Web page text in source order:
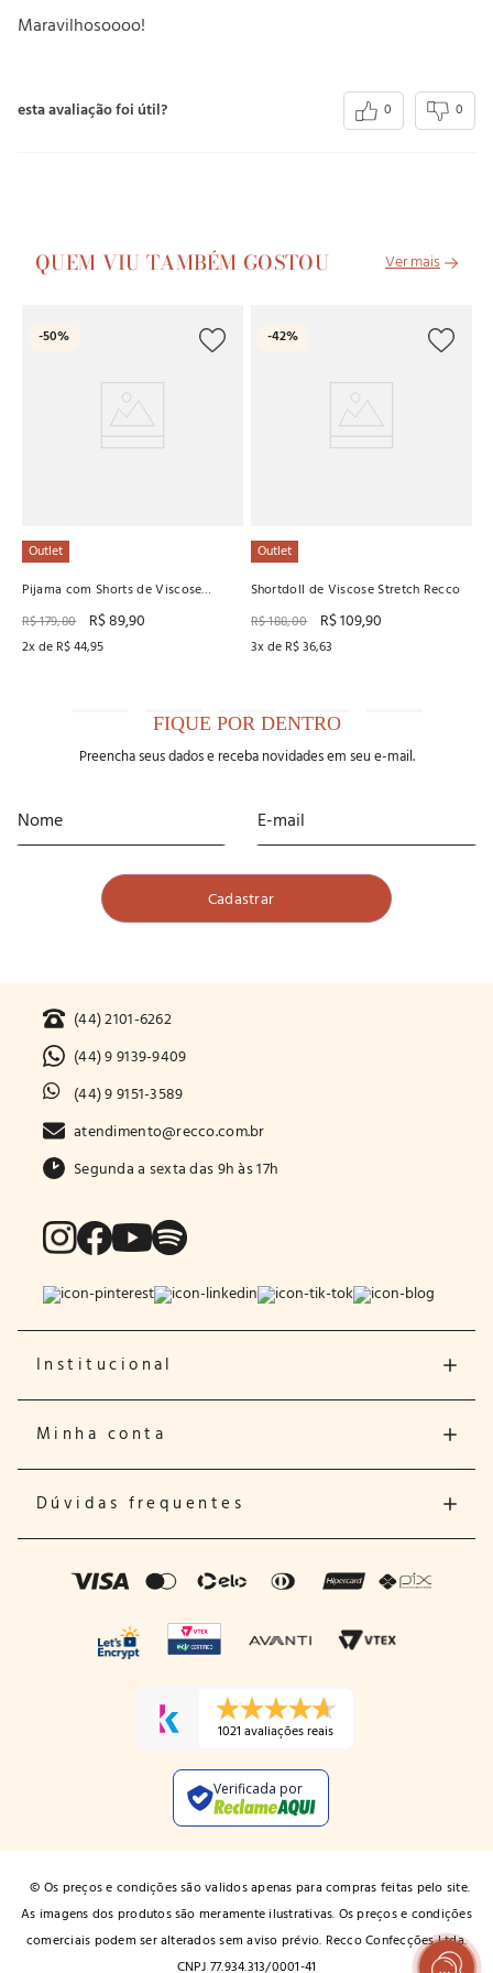
Maravilhosoooo!
esta avaliação foi útil? 0 0
QUEM VIU TAMBÉM GOSTOU
-50%
Outlet
Pijama com Shorts de Viscose
R$179,80 R$89,90
2x de R$44,95
-42%
Outlet
Shortdoll de Viscose Stretch Recco
R$188,00 R$109,90
3x de R$36,63
FIQUE POR DENTRO
Preencha seus dados e receba novidades em seu e-mail.
(44) 2101-6262
(44) 9 9139-9409
(44) 9 9151-3589
atendimento@recco.com.br
Segunda a sexta das 9h às 17h
Institucional
Minha conta
Dúvidas frequentes
1021 avaliações reais
Verificada por
© Os preços e condições são validos apenas para compras feitas pelo site.
As imagens dos produtos são meramente ilustrativas. Os preços e condições
comerciais podem ser alterados sem aviso prévio. Recco Confecções Ltda.
CNPJ 77.934.313/0001-41